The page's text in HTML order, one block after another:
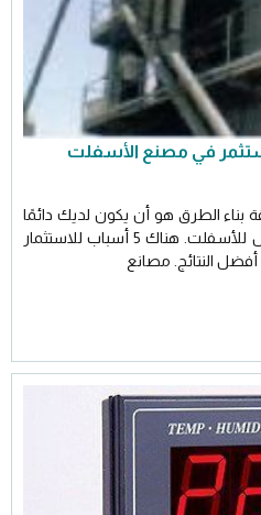
في مصنع الأسفلت
بناء الطرق هو أن يكون لديك دائمًا
مصنع أسفلت مثل مصنع أطلس للأسفلت. هناك 5 أسباب للاستثمار
النتائج. مصانع